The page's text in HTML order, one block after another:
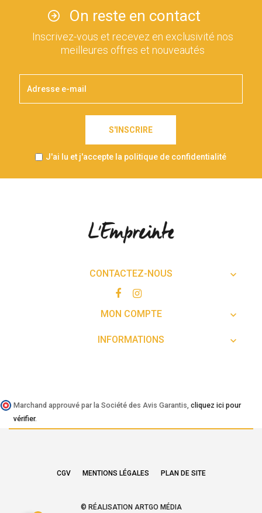
On reste en contact
Inscrivez-vous et recevez en exclusivité nos
meilleures offres et nouveautés
S'INSCRIRE
J'ai lu et j'accepte la politique de confidentialité
CONTACTEZ-NOUS 
MON COMPTE 
INFORMATIONS 
Marchand approuvé par la Société des Avis Garantis, cliquez ici pour
vérifier.
CGV MENTIONS LÉGALES PLAN DE SITE
© RÉALISATION ARTGO MÉDIA